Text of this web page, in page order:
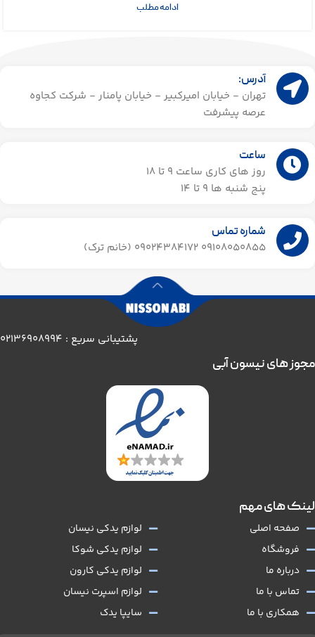
ادامه مطلب
آدرس:
تهران - خیابان امیرکبیر - خیابان پامنار - شرکت کجاوه
عرصه پیشرفت
ساعت
روز های کاری ساعت ۹ تا 18
پنج شنبه ها 9 تا 14​
شماره تماس
09108050855 09024384172 (خانم ترک)
پشتیبانی سریع : 02136908994
لینک های مهم
صفحه اصلی
فروشگاه
درباره ما
تماس با ما
همکاری با ما
لوازم یدکی نیسان
لوازم یدکی شوکا
لوازم یدکی کارون
لوازم اسپرت نیسان
سایپا یدک
مجوز های نیسون آبی